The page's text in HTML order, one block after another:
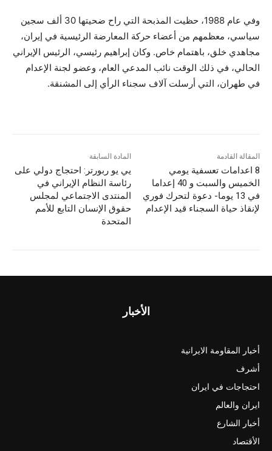
وفي عام 1988، حظيت المذبحة التي راح ضحيتها 30 ألف سجين
سياسي، معظمهم من أعضاء حركة المعارضة الرئيسية في إيران،
مجاهدي خلق، باهتمام خاص. وكان إبراهيم رئيسي، الرئيس الإيراني
الحالي، في ذلك الوقت نائب المدعي العام، وعضو لجنة الإعدام
في طهران، التي أرسلت آلاف سجناء الرأي إلى المشنقة.
المادة السابقة
يي يو ربورتر: احتجاج دولي على
رئاسة النظام الإيراني في
المنتدى الاجتماعي لمجلس
حقوق الإنسان التابع للأمم
المتحدة
المقالة القادمة
8 اعدامات تعسفية يومي
الخميس والسبت و 40 إعداما
في 13 يوما- دعوة لتحرك فوري
لإنقاذ حياة السجناء قيد الإعدام
الأخبار
أخبار المقاومة الايرانية
أشرف
احتجاجات في ايران
ايران والعالم
أخبار الشارع
الأقتصاد